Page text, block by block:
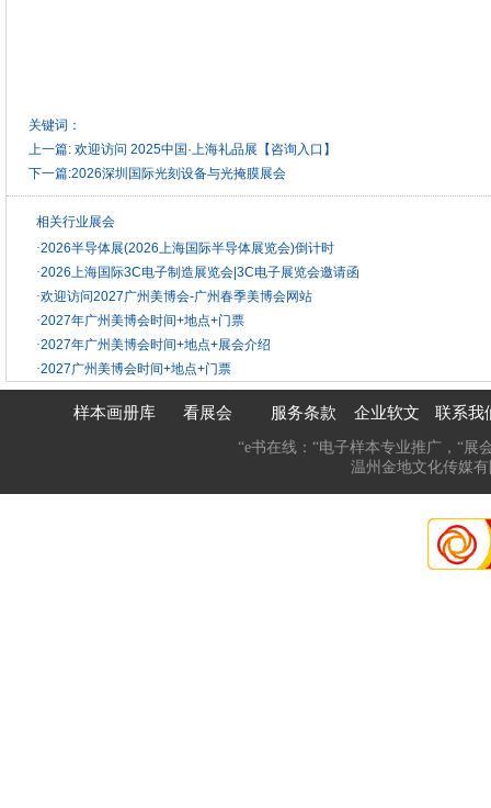
关键词：
上一篇: 欢迎访问 2025中国·上海礼品展【咨询入口】
下一篇:2026深圳国际光刻设备与光掩膜展会
相关行业展会
·2026半导体展(2026上海国际半导体展览会)倒计时
·2026上海国际3C电子制造展览会|3C电子展览会邀请函
·欢迎访问2027广州美博会-广州春季美博会网站
·2027年广州美博会时间+地点+门票
·2027年广州美博会时间+地点+展会介绍
·2027广州美博会时间+地点+门票
样本画册库 看展会 服务条款 企业软文 联系我
“e书在线：“电子样本专业推广，“展
温州金地文化传媒